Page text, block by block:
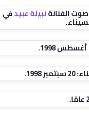
الفنانةنبيلة عبيدفي
1998.